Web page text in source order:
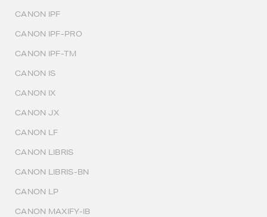
CANON IPF
CANON IPF-PRO
CANON IPF-TM
CANON IS
CANON IX
CANON JX
CANON LF
CANON LIBRIS
CANON LIBRIS-BN
CANON LP
CANON MAXIFY-IB